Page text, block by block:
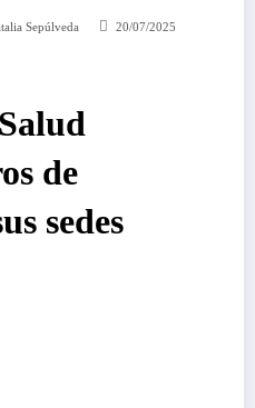
Sepúlveda 20/07/2025
de
sedes